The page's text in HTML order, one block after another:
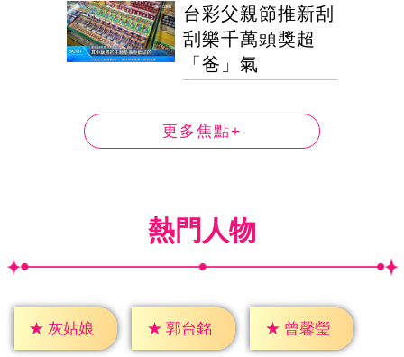
台彩父親節推新刮
刮樂千萬頭獎超
「爸」氣
更多焦點+
熱門人物
★ 灰姑娘 ★ 郭台銘 ★ 曾馨瑩